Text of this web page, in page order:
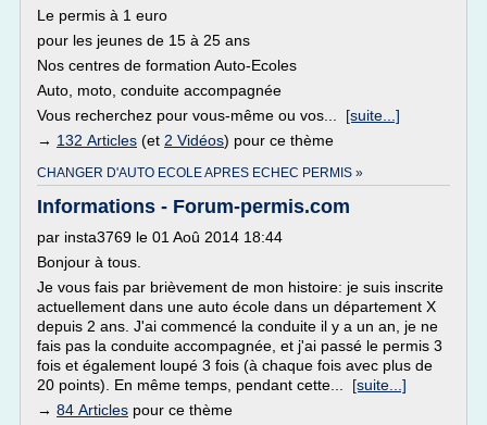
Le permis à 1 euro
pour les jeunes de 15 à 25 ans
Nos centres de formation Auto-Ecoles
Auto, moto, conduite accompagnée
Vous recherchez pour vous-même ou vos... [suite...]
→ 132 Articles (et 2 Vidéos) pour ce thème
CHANGER D'AUTO ECOLE APRES ECHEC PERMIS »
Informations - Forum-permis.com
par insta3769 le 01 Aoû 2014 18:44
Bonjour à tous.
Je vous fais par brièvement de mon histoire: je suis inscrite
actuellement dans une auto école dans un département X
depuis 2 ans. J'ai commencé la conduite il y a un an, je ne
fais pas la conduite accompagnée, et j'ai passé le permis 3
fois et également loupé 3 fois (à chaque fois avec plus de
20 points). En même temps, pendant cette... [suite...]
→ 84 Articles pour ce thème